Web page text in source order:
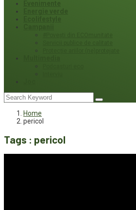
Home
pericol
Tags : pericol